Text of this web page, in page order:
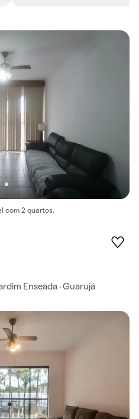
com 2 quartos.
Enseada · Guarujá